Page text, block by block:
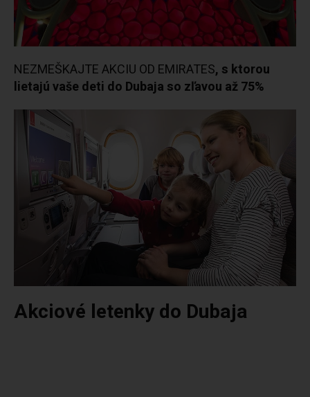
NEZMEŠKAJTE AKCIU OD EMIRATES, s ktorou
lietajú vaše deti do Dubaja so zľavou až 75%
Akciové letenky do Dubaja